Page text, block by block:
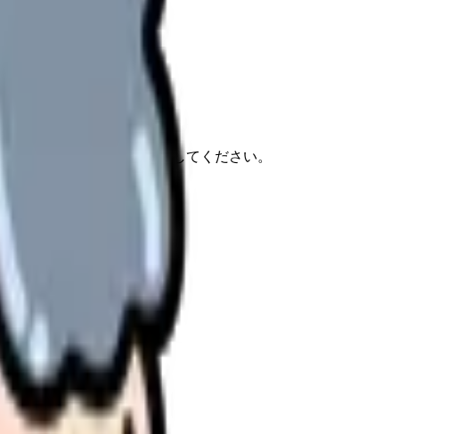
公式情報もあわせて確認してください。
します。